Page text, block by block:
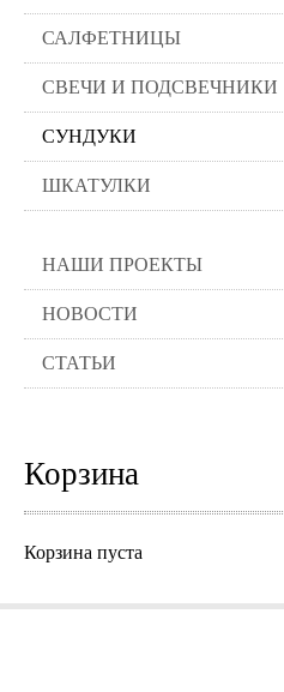
Салфетницы
Свечи и подсвечники
Сундуки
Шкатулки
Хлопковые
Подносы
фруктовницы
Пиалы, чаши, салатники
САЛФЕТНИЦЫ
СВЕЧИ И ПОДСВЕЧНИКИ
СУНДУКИ
ШКАТУЛКИ
НАШИ ПРОЕКТЫ
НОВОСТИ
СТАТЬИ
Корзина
Корзина пуста